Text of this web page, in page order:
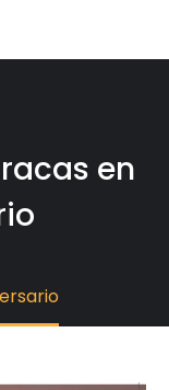
en